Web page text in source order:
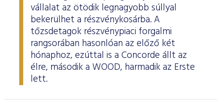
vállalat az ötödik legnagyobb súllyal
bekerülhet a részvénykosárba. A
tőzsdetagok részvénypiaci forgalmi
rangsorában hasonlóan az előző két
hónaphoz, ezúttal is a Concorde állt az
élre, második a WOOD, harmadik az Erste
lett.